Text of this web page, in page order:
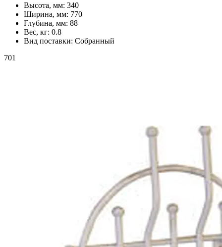
Высота, мм: 340
Ширина, мм: 770
Глубина, мм: 88
Вес, кг: 0.8
Вид поставки: Собранный
701